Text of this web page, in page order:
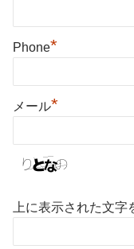
Phone*
メール*
上に表示された文字